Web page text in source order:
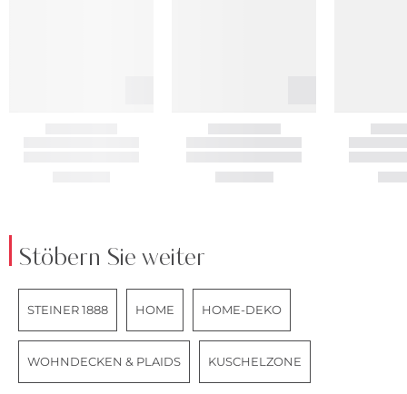
Stöbern Sie weiter
STEINER 1888 HOME HOME-DEKO
WOHNDECKEN & PLAIDS KUSCHELZONE